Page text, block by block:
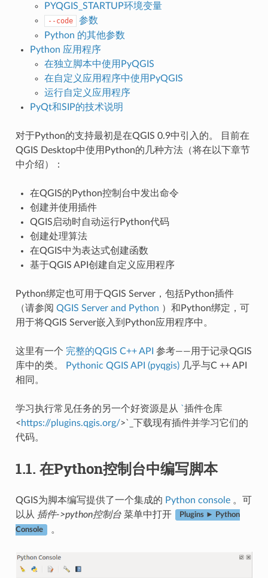
PYQGIS_STARTUP环境变量
--code
参数
Python 的其他参数
Python 应用程序
在独立脚本中使用PyQGIS
在自定义应用程序中使用PyQGIS
运行自定义应用程序
PyQt和SIP的技术说明
对于Python的支持最初是在QGIS 0.9中引入的。 目前在
QGIS Desktop中使用Python的几种方法（将在以下章节
中介绍）：
在QGIS的Python控制台中发出命令
创建并使用插件
QGIS启动时自动运行Python代码
创建处理算法
在QGIS中为表达式创建函数
基于QGIS API创建自定义应用程序
Python绑定也可用于QGIS Server，包括Python插件
（请参阅 QGIS Server and Python ）和Python绑定，可
用于将QGIS Server嵌入到Python应用程序中。
这里有一个 完整的QGIS C++ API 参考——用于记录QGIS
库中的类。
Pythonic QGIS API (pyqgis)几乎与C ++ API
相同。
学习执行常见任务的另一个好资源是从 `插件仓库
<https://plugins.qgis.org/>`_下载现有插件并学习它们的
代码。
1.1. 在Python控制台中编写脚本
QGIS为脚本编写提供了一个集成的 Python console。可
以从 插件->python控制台菜单中打开 Plugins ► Python
Console 。